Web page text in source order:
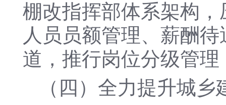
棚改指挥部体系架构
人员员额管理、薪酬
道，推行岗位分级管
（四）全力提升城乡